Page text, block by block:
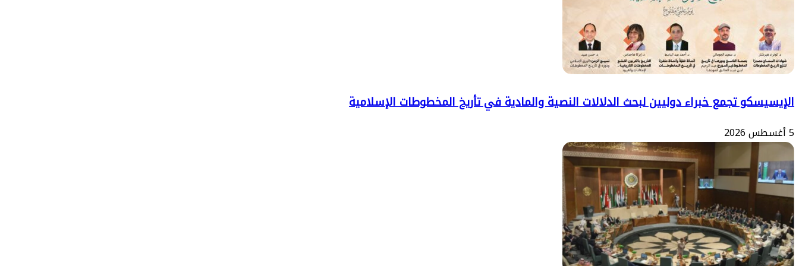
الإيسيسكو تجمع خبراء دوليين لبحث الدلالات النصية والمادية في تأريخ المخطوطات الإسلامية
5 أغسطس 2026